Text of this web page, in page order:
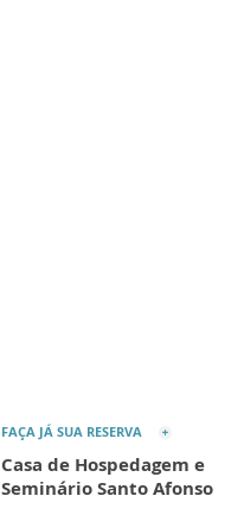
FAÇA JÁ SUA RESERVA
Casa de Hospedagem e
Seminário Santo Afonso